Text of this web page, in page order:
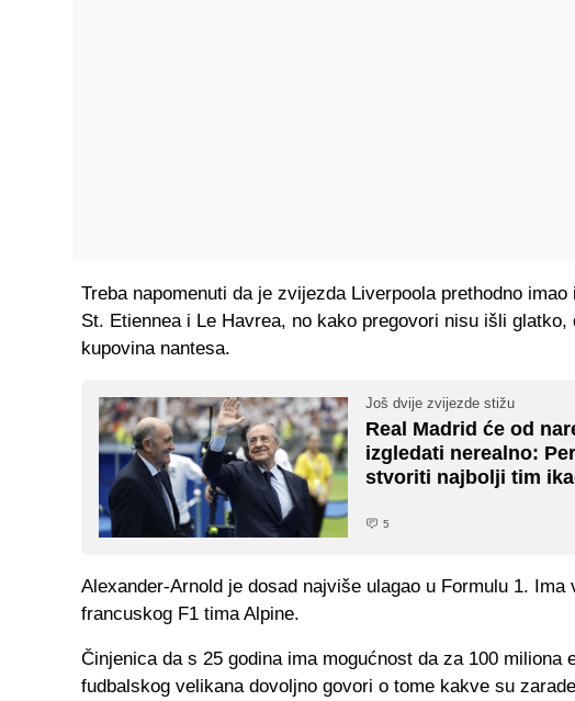
Treba napomenuti da je zvijezda Liverpoola prethodno
St. Etiennea i Le Havrea, no kako pregovori nisu išli glatko,
kupovina nantesa.
Još dvije zvijezde stižu
Real Madrid će od
izgledati nerealno:
stvoriti najbolji tim
5
Alexander-Arnold je dosad najviše ulagao u Formulu 1. Ima
francuskog F1 tima Alpine.
Činjenica da s 25 godina ima mogućnost da za 100 miliona
fudbalskog velikana dovoljno govori o tome kakve su